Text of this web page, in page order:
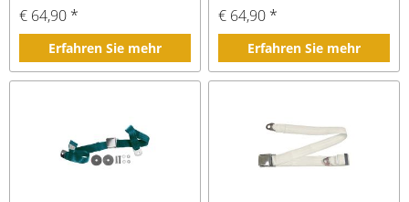
€ 64,90 *
Erfahren Sie mehr
€ 64,90 *
Erfahren Sie mehr